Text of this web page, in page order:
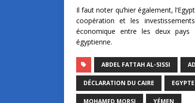
Il faut noter qu’hier également,
coopération et les
économique entre les deux
égyptienne.
ABDEL FATTAH AL-SISSI
DÉCLARATION DU CAIRE EGYPTE